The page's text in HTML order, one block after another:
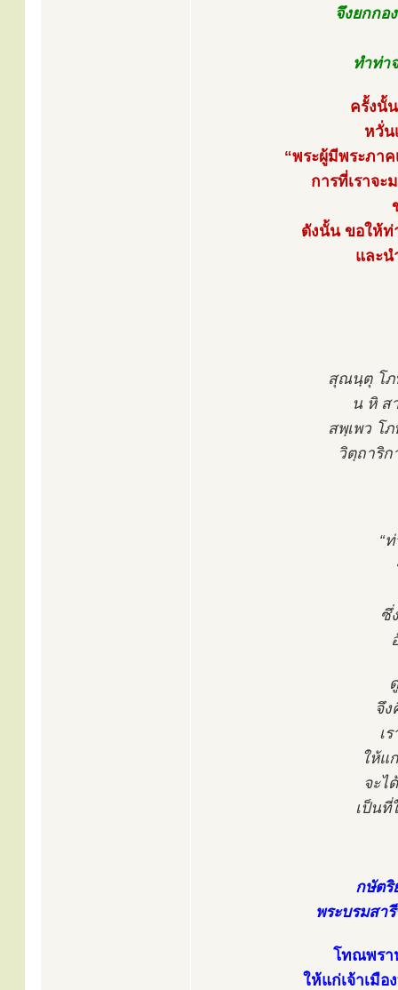
จึงยกกอ
ทำท่า
ครั้งนั้
หวั่น
“พระผู้มีพระภา
การที่เราจะ
ดังนั้น ขอให้ท่
และน
สุณนฺตุ โภ
น หิ ส
สพฺเพว โ
วิตฺถาริ
“
ซึ่
จึ
เ
ให้แ
จะไ
เป็นที่
กษัตริ
พระบรมสา
โทณพรา
ให้แก่เจ้าเมื